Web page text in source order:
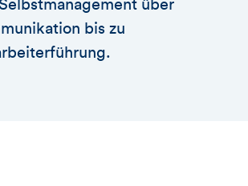
über
bis zu